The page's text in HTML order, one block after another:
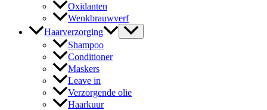
Oxidanten
Wenkbrauwverf
Haarverzorging
Shampoo
Conditioner
Maskers
Leave in
Verzorgende olie
Haarkuur